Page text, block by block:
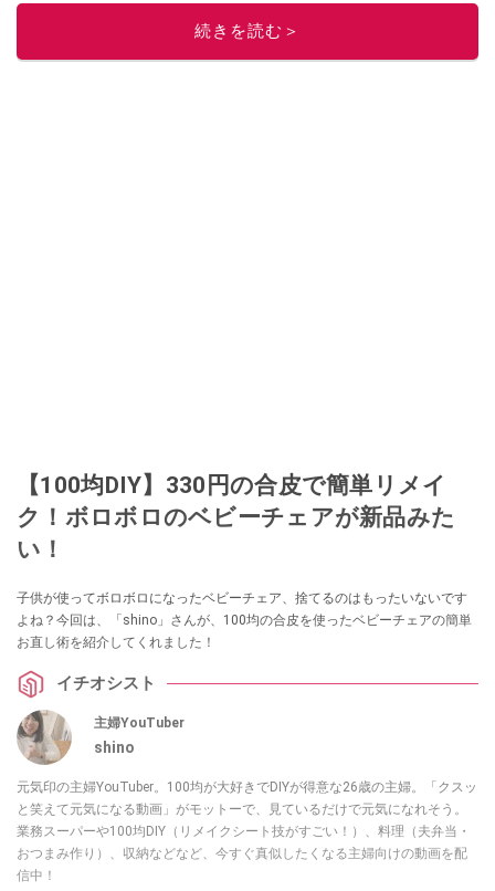
ノベ人気事例1位
続きを読む＞
【100均DIY】330円の合皮で簡単リメイ
ク！ボロボロのベビーチェアが新品みた
い！
子供が使ってボロボロになったベビーチェア、捨てるのはもったいないです
よね？今回は、「shino」さんが、100均の合皮を使ったベビーチェアの簡単
お直し術を紹介してくれました！
イチオシスト
主婦YouTuber
shino
元気印の主婦YouTuber。100均が大好きでDIYが得意な26歳の主婦。「クスッ
と笑えて元気になる動画」がモットーで、見ているだけで元気になれそう。
業務スーパーや100均DIY（リメイクシート技がすごい！）、料理（夫弁当・
おつまみ作り）、収納などなど、今すぐ真似したくなる主婦向けの動画を配
信中！